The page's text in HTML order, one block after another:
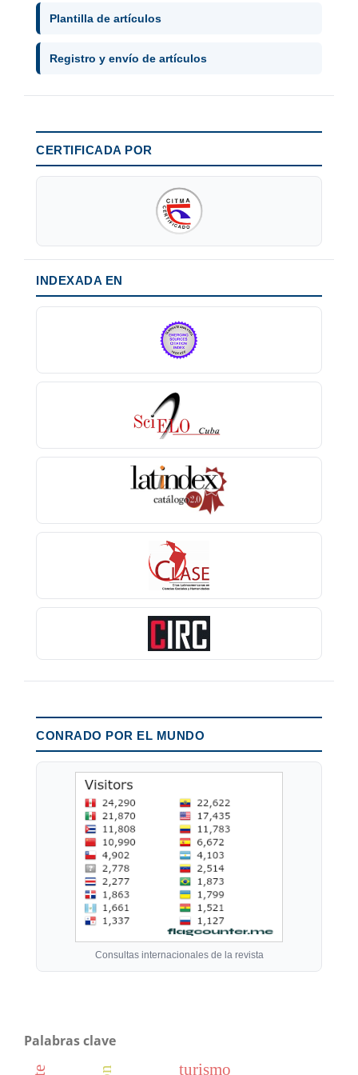
Plantilla de artículos
Registro y envío de artículos
CERTIFICADA POR
INDEXADA EN
CONRADO POR EL MUNDO
Consultas internacionales de la revista
Palabras clave
turismo